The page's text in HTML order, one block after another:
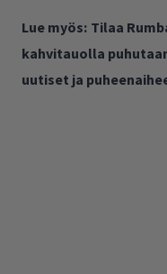
Lue myös: Tilaa
kahvitauolla
uutiset ja